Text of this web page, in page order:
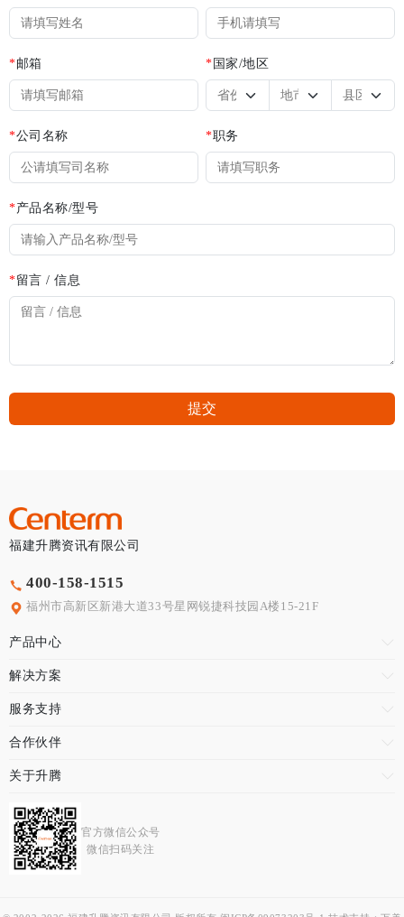
*邮箱 * 国家/地区
*公司名称 *职务
*产品名称/型号
*留言 / 信息
提交
福建升腾资讯有限公司
400-158-1515
福州市高新区新港大道33号星网锐捷科技园A楼15-21F
产品中心
解决方案
服务支持
合作伙伴
关于升腾
官方微信公众号
微信扫码关注